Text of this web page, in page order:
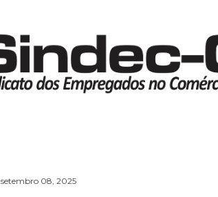
setembro 08, 2025